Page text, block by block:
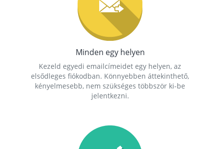
Minden egy helyen
Kezeld egyedi emailcímeidet egy helyen, az
elsődleges fiókodban. Könnyebben áttekinthető,
kényelmesebb, nem szükséges többször ki-be
jelentkezni.